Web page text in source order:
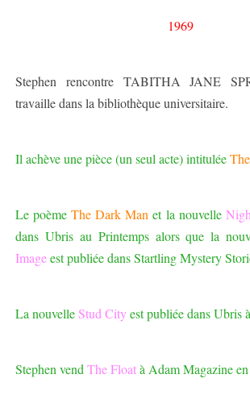
1969
Stephen rencontre TABITHA JANE
travaille dans la bibliothèque universitaire.
Il achève une pièce (un seul acte) intitulée
Le poèmeThe Dark Manet la nouvelle
dans Ubris au Printemps alors que la
Imageest publiée dans Startling Mystery
La nouvelleStud Cityest publiée dans Ubris
Stephen vend The Floatà Adam Magazine en